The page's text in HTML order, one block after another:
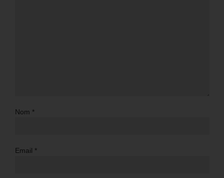
Nom *
Email *